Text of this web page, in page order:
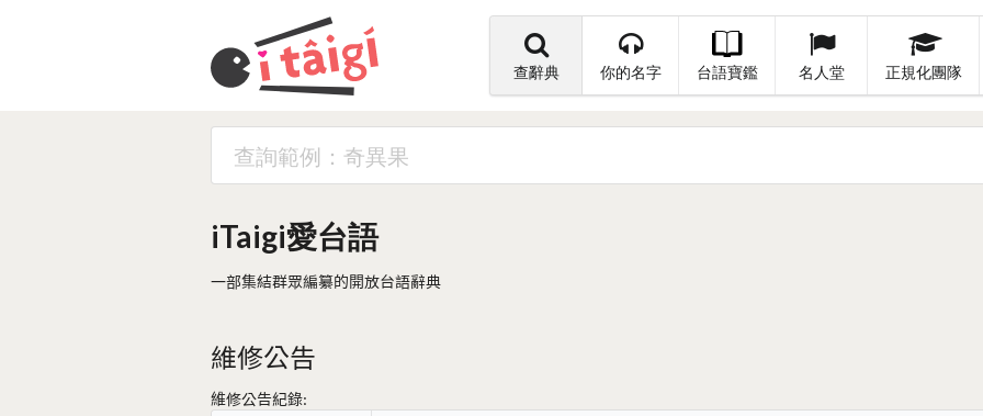
查辭典 你的名字 台語寶鑑 名人堂 正規化團隊
iTaigi愛台語
一部集結群眾編纂的開放台語辭典
維修公告
維修公告紀錄: